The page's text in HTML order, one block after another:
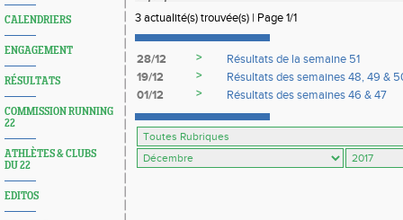
CALENDRIERS
ENGAGEMENT
RÉSULTATS
COMMISSION RUNNING
22
ATHLÈTES & CLUBS
DU 22
EDITOS
3 actualité(s) trouvée(s) | Page 1/1
28/12 >
Résultats de la semaine 51
19/12
>
Résultats des semaines 48, 49 &
01/12
> Résultats des semaines 46 & 47